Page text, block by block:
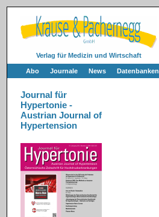
Verlag für Medizin und Wirtschaft
Abo Journale News Datenbanken
Journal für
Hypertonie -
Austrian Journal of
Hypertension